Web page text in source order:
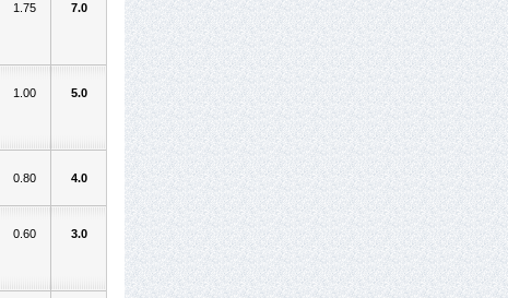
1.75 7.0
1.00 5.0
0.80 4.0
0.60 3.0